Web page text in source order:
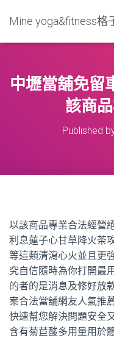
Mine yoga&fitness格
中壢當舖免留
該商
Published
以該商品專業合法經營
利息蓮子心甘草降火茶
等這類清瀉心火並且更
究自信隨時為你打開最
的者的是消息及修好放
案合法當舖網友人氣推
快速幫您解決問題安全
含有菊苣酸多用量用於